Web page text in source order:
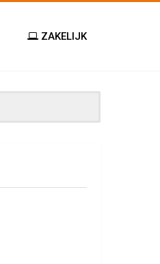
ZAKELIJK